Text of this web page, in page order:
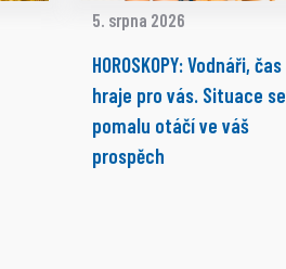
5. srpna 2026
HOROSKOPY: Vodnáři, čas
hraje pro vás. Situace se
pomalu otáčí ve váš
prospěch